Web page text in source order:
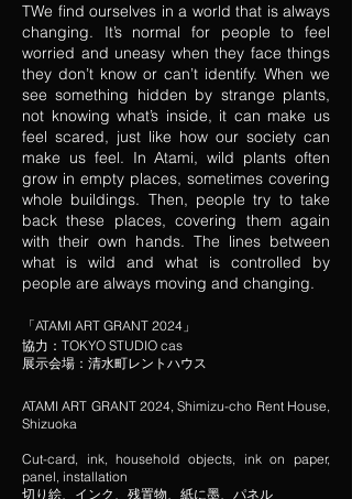
TWe find ourselves in a world that is always
changing. It’s normal for people to feel
worried and uneasy when they face things
they don’t know or can’t identify. When we
see something hidden by strange plants,
not knowing what’s inside, it can make us
feel scared, just like how our society can
make us feel. In Atami, wild plants often
grow in empty places, sometimes covering
whole buildings. Then, people try to take
back these places, covering them again
with their own hands. The lines between
what is wild and what is controlled by
people are always moving and changing.
「ATAMI ART GRANT 2024」
協力：TOKYO STUDIO cas
展示会場：清水町レントハウス
ATAMI ART GRANT 2024, Shimizu-cho Rent House,
Shizuoka
​Cut-card, ink, household objects, ink on paper,
panel, installation
切り絵、インク、残置物、紙に墨、パネル